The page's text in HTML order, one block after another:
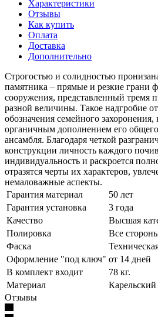
Характеристики
Отзывы
Как купить
Оплата
Доставка
Дополнительно
Строгостью и солидностью
памятника – прямые и резкие грани
сооружения, представленный тремя
разной величины. Такое надгробие
обозначения семейного захоронения,
органичным дополнением его
ансамбля. Благодаря четкой
конструкции личность каждого
индивидуальность и раскроется
отразятся черты их характеров,
немаловажные аспекты.
Гарантия материал
50 лет
Гарантия установка
3 года
Качество
Высшая
Полировка
Все
Фаска
Оформление "под ключ" от 14 дней
В комплект входит
78 кг.
Материал
Карельский
Отзывы